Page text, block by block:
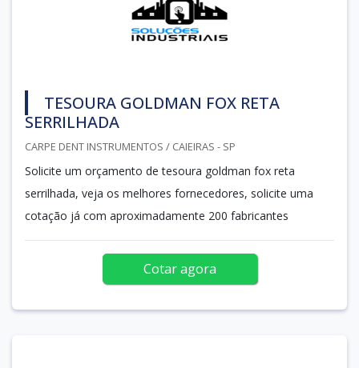
TESOURA GOLDMAN FOX RETA
SERRILHADA
CARPE DENT INSTRUMENTOS / CAIEIRAS - SP
Solicite um orçamento de tesoura goldman fox reta
serrilhada, veja os melhores fornecedores, solicite uma
cotação já com aproximadamente 200 fabricantes
Cotar agora